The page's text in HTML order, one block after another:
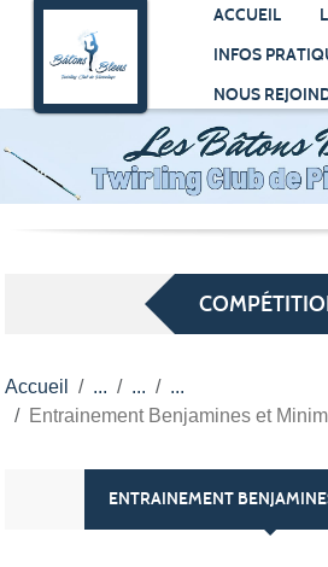
ACCUEIL
INFOS
NOUS
Accueil
Entrainement Benjamines et
ENTRAINEMENT
Panneau de gestion des cookies